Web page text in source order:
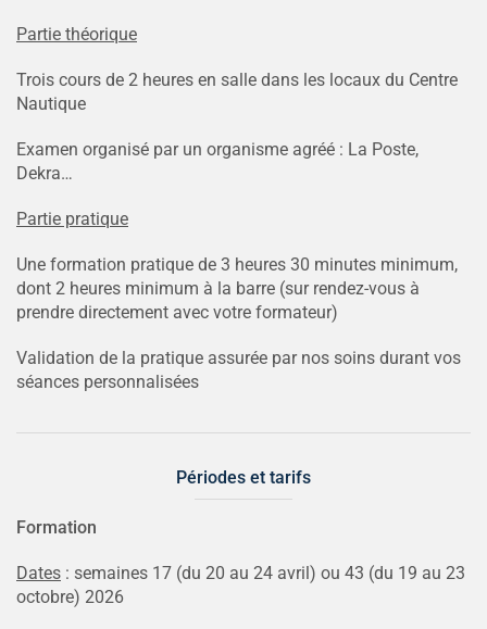
Partie théorique
Trois cours de 2 heures en salle dans les locaux du Centre
Nautique
Examen organisé par un organisme agréé : La Poste,
Dekra…
Partie pratique
Une formation pratique de 3 heures 30 minutes minimum,
dont 2 heures minimum à la barre (sur rendez-vous à
prendre directement avec votre formateur)
Validation de la pratique assurée par nos soins durant vos
séances personnalisées
Périodes et tarifs
Formation
Dates : semaines 17 (du 20 au 24 avril) ou 43 (du 19 au 23
octobre) 2026